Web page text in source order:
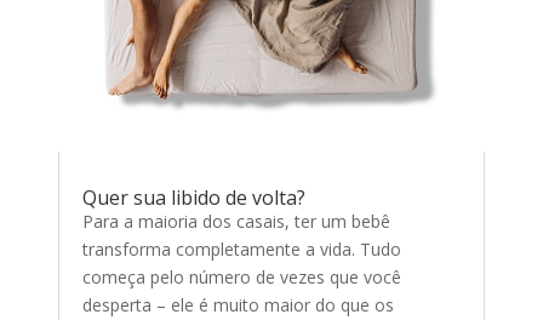
Quer sua libido de volta?
Para a maioria dos casais, ter um bebê
transforma completamente a vida. Tudo
começa pelo número de vezes que você
desperta – ele é muito maior do que os